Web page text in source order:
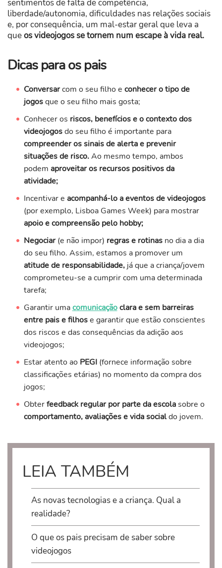
sentimentos de falta de competência,
liberdade/autonomia, dificuldades nas relações sociais
e, por consequência, um mal-estar geral que leva a
queos videojogos se tornem num escape à vida real.
Dicas para os pais
Conversarcom o seu filho e conhecer o tipo de
jogosque o seu filho mais gosta;
Conhecer os riscos, benefícios e o contexto dos
videojogosdo seu filho é importante para
compreender os sinais de alerta e prevenir
situações de risco.Ao mesmo tempo, ambos
podem aproveitar os recursos positivos da
atividade;
Incentivar e acompanhá-lo a eventos de videojogos
(por exemplo, Lisboa Games Week) para mostrar
apoio e compreensão pelo hobby;
Negociar(e não impor) regras e rotinasno dia a dia
do seu filho. Assim, estamos a promover um
atitude de responsabilidade,já que a criança/jovem
comprometeu-se a cumprir com uma determinada
tarefa;
Garantir umacomunicaçãoclara e sem barreiras
entre pais e filhose garantir que estão conscientes
dos riscos e das consequências da adição aos
videojogos;
Estar atento ao PEGI(fornece informação sobre
classificações etárias) no momento da compra dos
jogos;
Obterfeedback regular por parte da escolasobre o
comportamento, avaliações e vida socialdo jovem.
LEIA TAMBÉM
As novas tecnologias e a criança. Qual a
realidade?
O que os pais precisam de saber sobre
videojogos